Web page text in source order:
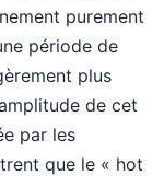
purement
période de
plus
de cet
par les
que le « hot